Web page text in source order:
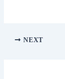
NEXT